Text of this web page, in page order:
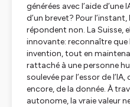
générées avec l’aide d’une
d’un brevet? Pour
répondent non. La Suisse,
innovante: reconnaître que
invention, tout en
rattaché à une personne
soulevée par l’essor de
encore, de la donnée. À
autonome, la vraie valeur